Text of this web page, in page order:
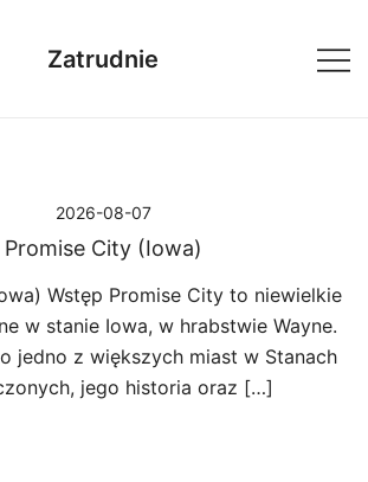
Zatrudnie
2026-08-07
Promise City (Iowa)
Wstęp Promise City to niewielkie
w stanie Iowa, w hrabstwie Wayne.
jedno z większych miast w Stanach
jego historia oraz […]